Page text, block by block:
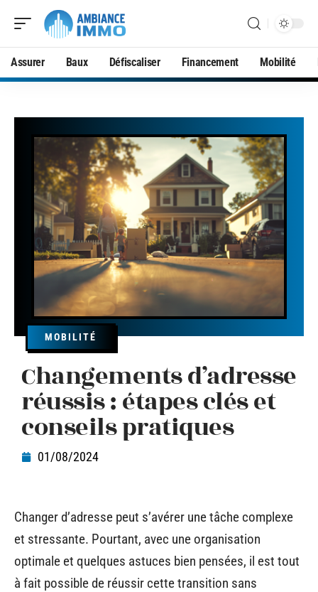
Assurer Baux Défiscaliser Financement Mobilité
MOBILITÉ
Changements d’adresse
réussis : étapes clés et
conseils pratiques
01/08/2024
Changer d’adresse peut s’avérer une tâche complexe
et stressante. Pourtant, avec une organisation
optimale et quelques astuces bien pensées, il est tout
à fait possible de réussir cette transition sans